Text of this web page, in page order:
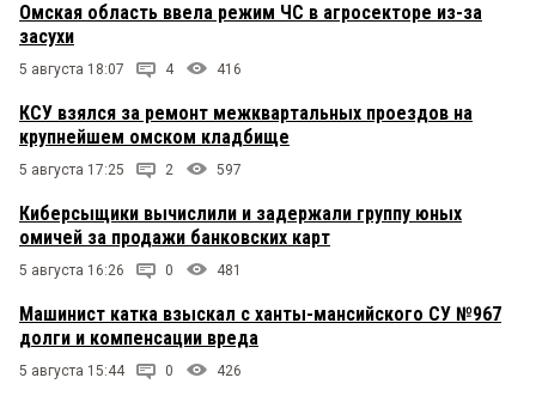
Омская область ввела режим ЧС в агросекторе из-за
засухи
5 августа 18:07 4 416
КСУ взялся за ремонт межквартальных проездов на
крупнейшем омском кладбище
5 августа 17:25 2 597
Киберсыщики вычислили и задержали группу юных
омичей за продажи банковских карт
5 августа 16:26 0 481
Машинист катка взыскал с ханты-мансийского СУ №967
долги и компенсации вреда
5 августа 15:44 0 426